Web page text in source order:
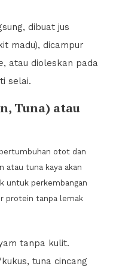
dibuat jus
madu), dicampur
, atau dioleskan pada
selai.
Tuna) atau
otot dan
atau tuna kaya akan
untuk perkembangan
protein tanpa lemak
tanpa kulit.
tuna cincang